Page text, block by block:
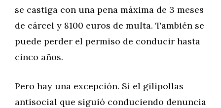
se castiga con una pena máxima de 3 meses
de cárcel y 8100 euros de multa. También se
puede perder el permiso de conducir hasta
cinco años.
Pero hay una excepción. Si el gilipollas
antisocial que siguió conduciendo denuncia